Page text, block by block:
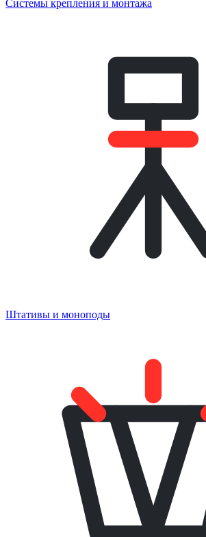
Системы крепления и монтажа
Штативы и моноподы